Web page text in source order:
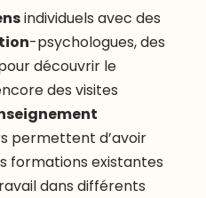
individuels avec des
-psychologues, des
découvrir le
des visites
permettent d’avoir
formations existantes
dans différents